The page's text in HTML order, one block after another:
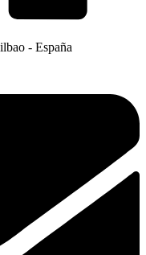
- España